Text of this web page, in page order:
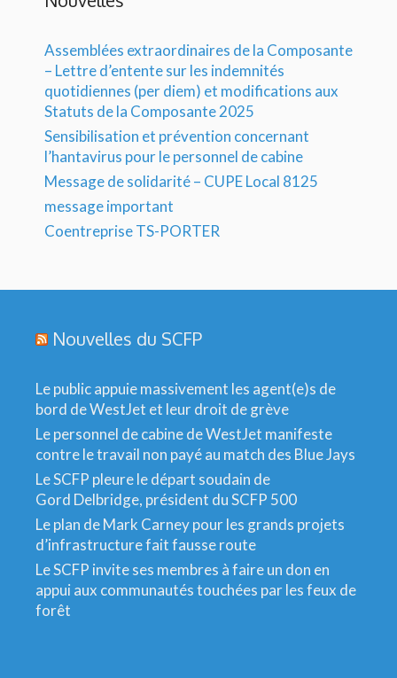
Assemblées extraordinaires de la Composante
– Lettre d’entente sur les indemnités
quotidiennes (per diem) et modifications aux
Statuts de la Composante 2025
Sensibilisation et prévention concernant
l’hantavirus pour le personnel de cabine
Message de solidarité – CUPE Local 8125
message important
Coentreprise TS-PORTER
Nouvelles du SCFP
Le public appuie massivement les agent(e)s de
bord de WestJet et leur droit de grève
Le personnel de cabine de WestJet manifeste
contre le travail non payé au match des Blue Jays
Le SCFP pleure le départ soudain de
Gord Delbridge, président du SCFP 500
Le plan de Mark Carney pour les grands projets
d’infrastructure fait fausse route
Le SCFP invite ses membres à faire un don en
appui aux communautés touchées par les feux de
forêt